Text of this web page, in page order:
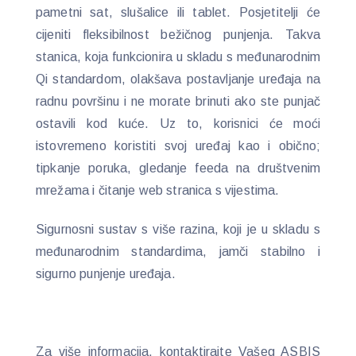
pametni sat, slušalice ili tablet. Posjetitelji će
cijeniti fleksibilnost bežičnog punjenja. Takva
stanica, koja funkcionira u skladu s međunarodnim
Qi standardom, olakšava postavljanje uređaja na
radnu površinu i ne morate brinuti ako ste punjač
ostavili kod kuće. Uz to, korisnici će moći
istovremeno koristiti svoj uređaj kao i obično;
tipkanje poruka, gledanje feeda na društvenim
mrežama i čitanje web stranica s vijestima.
Sigurnosni sustav s više razina, koji je u skladu s
međunarodnim standardima, jamči stabilno i
sigurno punjenje uređaja.
Za više informacija, kontaktirajte Vašeg ASBIS